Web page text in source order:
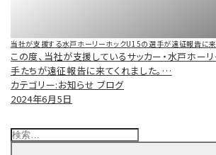
当社が支援する水戸ホーリーホックU15の選手が遠征報告に来
この度、当社が支援しているサッカー・水戸ホー
手たちが遠征報告に来てくれました。…
カテゴリー:お知らせ ブログ
2024年6月5日
検
索: